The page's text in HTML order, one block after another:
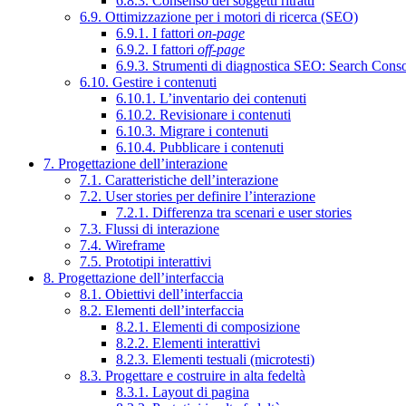
6.9. Ottimizzazione per i motori di ricerca (SEO)
6.9.1. I fattori on-page
6.9.2. I fattori off-page
6.9.3. Strumenti di diagnostica SEO: Search
6.10. Gestire i contenuti
6.10.1. L’inventario dei contenuti
6.10.2. Revisionare i contenuti
6.10.3. Migrare i contenuti
6.10.4. Pubblicare i contenuti
7. Progettazione dell’interazione
7.1. Caratteristiche dell’interazione
7.2. User stories per definire l’interazione
7.2.1. Differenza tra scenari e user stories
7.3. Flussi di interazione
7.4. Wireframe
7.5. Prototipi interattivi
8. Progettazione dell’interfaccia
8.1. Obiettivi dell’interfaccia
8.2. Elementi dell’interfaccia
8.2.1. Elementi di composizione
8.2.2. Elementi interattivi
8.2.3. Elementi testuali (microtesti)
8.3. Progettare e costruire in alta fedeltà
8.3.1. Layout di pagina